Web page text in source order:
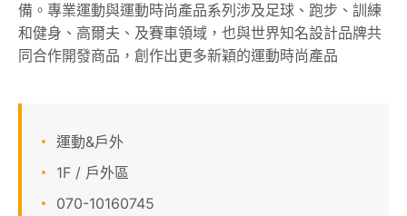
顧客服務
關於我們
APP會員專區
備。專業運動與運動時尚產品系列涉及足球、跑步、訓練
和健身、高爾夫、及賽車領域，也與世界知名設計品牌共
同合作開發商品，創作出更多新穎的運動時尚產品
運動&戶外
1F / 戶外區
070-10160745